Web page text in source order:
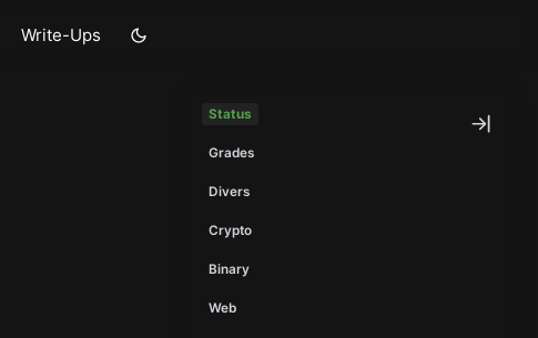
Write-Ups
Status
Grades
Divers
Crypto
Binary
Web